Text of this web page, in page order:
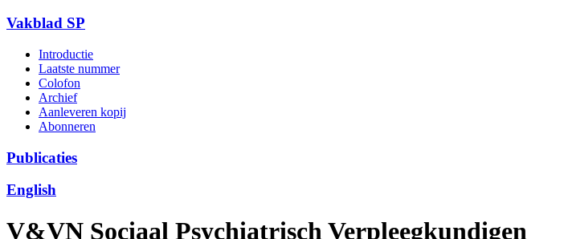
Vakblad SP
Introductie
Laatste nummer
Colofon
Archief
Aanleveren kopij
Abonneren
Publicaties
English
V&VN Sociaal Psychiatrisch Verpleegkundigen